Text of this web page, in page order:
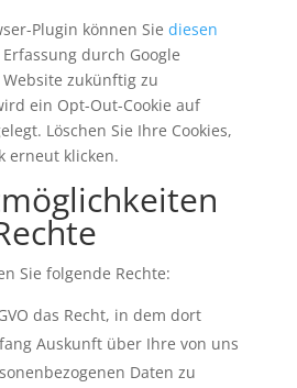
Plugin können Sie diesen
durch Google
zukünftig zu
ein Opt-Out-Cookie auf
Löschen Sie Ihre Cookies,
erneut klicken.
Sie folgende Rechte:
das Recht, in dem dort
Auskunft über Ihre von uns
Daten zu